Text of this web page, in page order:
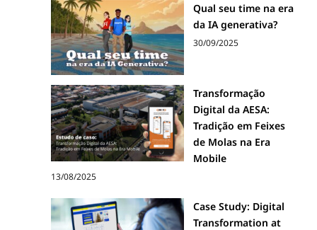
Qual seu time na era
da IA generativa?
30/09/2025
Transformação
Digital da AESA:
Tradição em Feixes
de Molas na Era
Mobile
13/08/2025
Case Study: Digital
Transformation at